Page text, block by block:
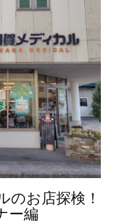
のお店探検！
ー編